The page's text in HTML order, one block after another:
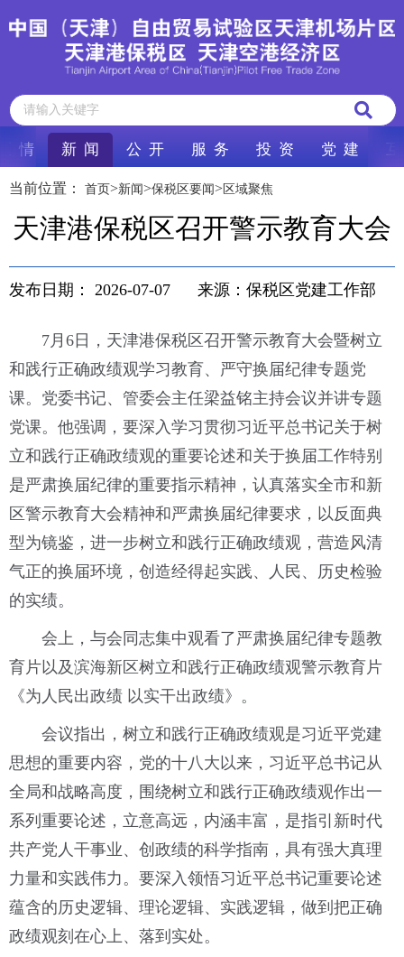
情 新 闻 公 开 服 务 投 资 党 建
当前位置： 首页>新闻>保税区要闻> 区域聚焦
天津港保税区召开警示教育大会
发布日期： 2026-07-07 来源：保税区党建工作部
7月6日，天津港保税区召开警示教育大会暨树立
和践行正确政绩观学习教育、严守换届纪律专题党
课。党委书记、管委会主任梁益铭主持会议并讲专题
党课。他强调，要深入学习贯彻习近平总书记关于树
立和践行正确政绩观的重要论述和关于换届工作特别
是严肃换届纪律的重要指示精神，认真落实全市和新
区警示教育大会精神和严肃换届纪律要求，以反面典
型为镜鉴，进一步树立和践行正确政绩观，营造风清
气正的换届环境，创造经得起实践、人民、历史检验
的实绩。
会上，与会同志集中观看了严肃换届纪律专题教
育片以及滨海新区树立和践行正确政绩观警示教育片
《为人民出政绩 以实干出政绩》。
会议指出，树立和践行正确政绩观是习近平党建
思想的重要内容，党的十八大以来，习近平总书记从
全局和战略高度，围绕树立和践行正确政绩观作出一
系列重要论述，立意高远，内涵丰富，是指引新时代
共产党人干事业、创政绩的科学指南，具有强大真理
力量和实践伟力。要深入领悟习近平总书记重要论述
蕴含的历史逻辑、理论逻辑、实践逻辑，做到把正确
政绩观刻在心上、落到实处。